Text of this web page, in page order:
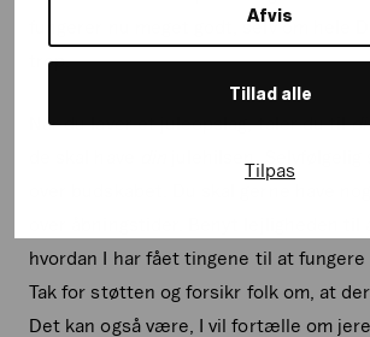
Afvis
Tillad alle
Tilpas
fungerer nu meget godt, selv om hele
trop.
Når du laver et juleopslag, taler du til
hvordan I har fået tingene til at fungere
Tak for støtten og forsikr folk om, at
Det kan også være, I vil fortælle om